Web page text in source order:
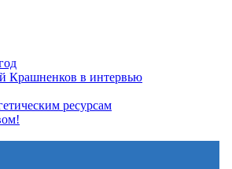
Крашненков в интервью
ресурсам